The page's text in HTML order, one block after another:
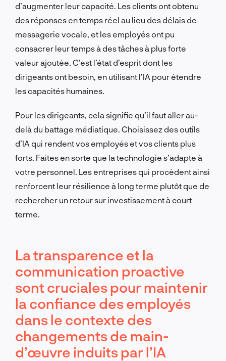
d’augmenter leur capacité. Les clients ont obtenu
des réponses en temps réel au lieu des délais de
messagerie vocale, et les employés ont pu
consacrer leur temps à des tâches à plus forte
valeur ajoutée. C’est l’état d’esprit dont les
dirigeants ont besoin, en utilisant l’IA pour étendre
les capacités humaines.
Pour les dirigeants, cela signifie qu’il faut aller au-
delà du battage médiatique. Choisissez des outils
d’IA qui rendent vos employés et vos clients plus
forts. Faites en sorte que la technologie s’adapte à
votre personnel. Les entreprises qui procèdent ainsi
renforcent leur résilience à long terme plutôt que de
rechercher un retour sur investissement à court
terme.
La transparence et la
communication proactive
sont cruciales pour maintenir
la confiance des employés
dans le contexte des
changements de main-
d’œuvre induits par l’IA